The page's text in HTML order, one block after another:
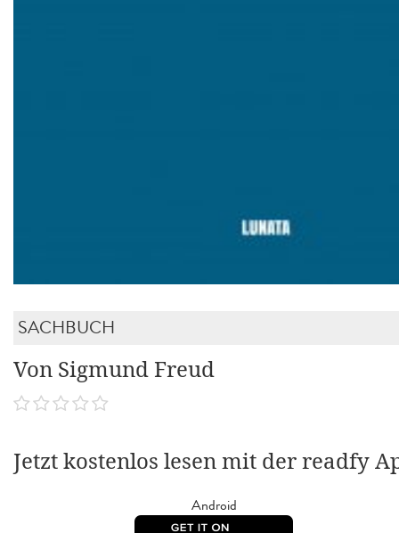
SACHBUCH
Von Sigmund Freud
Jetzt kostenlos lesen mit der readfy
Android